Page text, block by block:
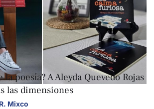
la poesía? A Aleyda Quevedo Rojas
las dimensiones
R. Mixco